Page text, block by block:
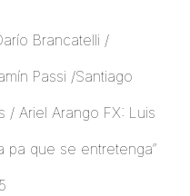
Brancatelli /
Passi /Santiago
/ Ariel Arango FX: Luis
pa que se entretenga”